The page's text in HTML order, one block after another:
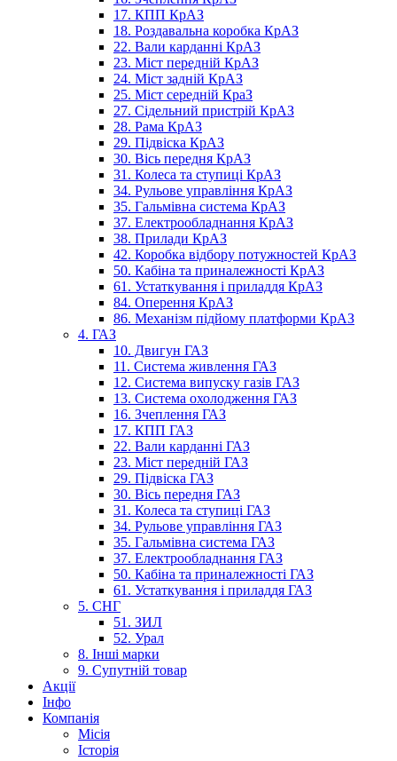
17. КПП КрАЗ
18. Роздавальна коробка КрАЗ
22. Вали карданні КрАЗ
23. Міст передній КрАЗ
24. Міст задній КрАЗ
25. Міст середній КраЗ
27. Сідельний пристрій КрАЗ
28. Рама КрАЗ
29. Підвіска КрАЗ
30. Вісь передня КрАЗ
31. Колеса та ступиці КрАЗ
34. Рульове управління КрАЗ
35. Гальмівна система КрАЗ
37. Електрообладнання КрАЗ
38. Прилади КрАЗ
42. Коробка відбору потужностей КрАЗ
50. Кабіна та приналежності КрАЗ
61. Устаткування і приладдя КрАЗ
84. Оперення КрАЗ
86. Механізм підйому платформи КрАЗ
4. ГАЗ
10. Двигун ГАЗ
11. Система живлення ГАЗ
12. Система випуску газів ГАЗ
13. Система охолодження ГАЗ
16. Зчеплення ГАЗ
17. КПП ГАЗ
22. Вали карданні ГАЗ
23. Міст передній ГАЗ
29. Підвіска ГАЗ
30. Вісь передня ГАЗ
31. Колеса та ступиці ГАЗ
34. Рульове управління ГАЗ
35. Гальмівна система ГАЗ
37. Електрообладнання ГАЗ
50. Кабіна та приналежності ГАЗ
61. Устаткування і приладдя ГАЗ
5. СНГ
51. ЗИЛ
52. Урал
8. Інші марки
9. Супутній товар
Акції
Інфо
Компанія
Місія
Історія